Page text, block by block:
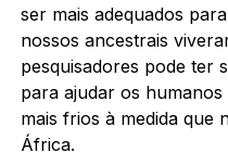
ser mais adequados
nossos ancestrais
pesquisadores pode ter
para ajudar os
mais frios à medida que
África.